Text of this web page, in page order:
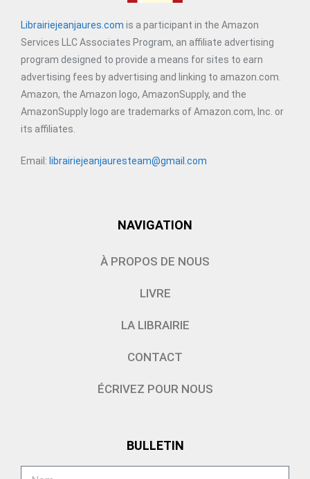
Librairiejeanjaures.com is a participant in the Amazon
Services LLC Associates Program, an affiliate advertising
program designed to provide a means for sites to earn
advertising fees by advertising and linking to amazon.com.
Amazon, the Amazon logo, AmazonSupply, and the
AmazonSupply logo are trademarks of Amazon.com, Inc. or
its affiliates.
Email: librairiejeanjauresteam@gmail.com
NAVIGATION
À PROPOS DE NOUS
LIVRE
LA LIBRAIRIE
CONTACT
ÉCRIVEZ POUR NOUS
BULLETIN